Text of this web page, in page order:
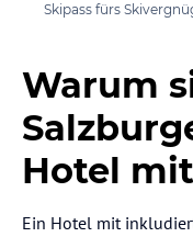
Skipass fürs
Warum
Hotel
Ein Hotel mit